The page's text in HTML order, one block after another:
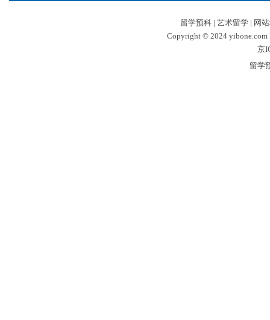
留学预科| 艺术留学| 网
Copyright © 2024 yibone.com
京
留学